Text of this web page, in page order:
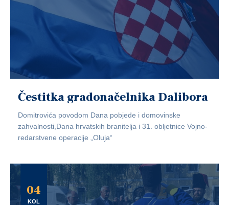
Čestitka gradonačelnika Dalibora
Domitrovića povodom Dana pobjede i domovinske
zahvalnosti,Dana hrvatskih branitelja i 31. obljetnice Vojno-
redarstvene operacije „Oluja“
04
KOL